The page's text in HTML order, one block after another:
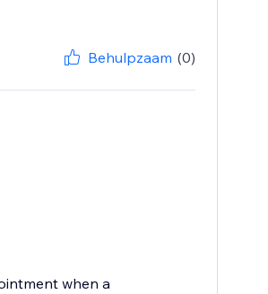
Behulpzaam (0)
when a